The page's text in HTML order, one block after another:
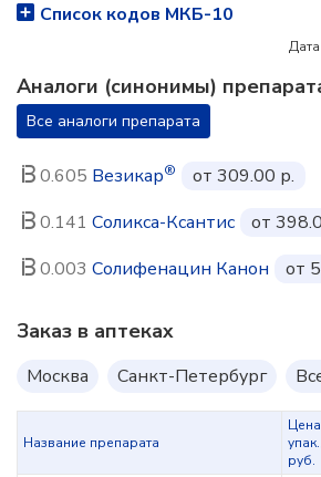
Список кодов МКБ-10
Аналоги (синонимы)
Все аналоги препарата
0.605 Везикар®
от 309.00 р.
0.141 Соликса-Ксантис
от
0.003 Солифенацин Канон от
Заказ в аптеках
Москва Санкт-Петербург
Название препарата
упак.,
руб.